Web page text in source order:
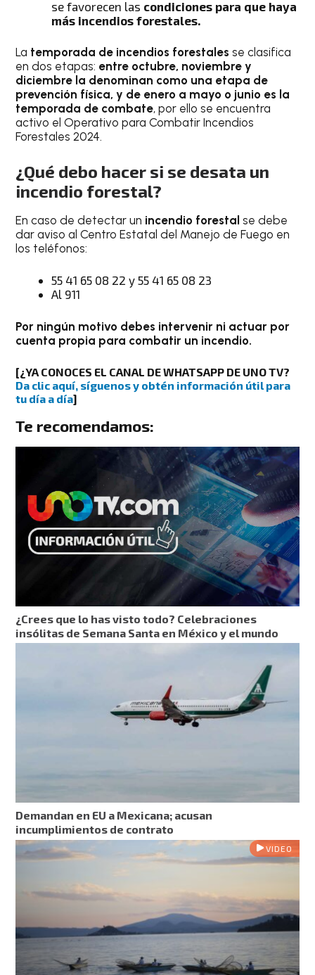
se favorecen las condiciones para que haya
más incendios forestales.
La temporada de incendios forestalesse clasifica
en dos etapas: entre octubre, noviembre y
diciembre la denominan como una etapa de
prevención física, y de enero a mayo o junio es la
temporada de combate, por ello se encuentra
activo el Operativo para Combatir Incendios
Forestales 2024.
¿Qué debo hacer si se desata un
incendio forestal?
En caso de detectar un incendio forestalse debe
dar aviso al Centro Estatal del Manejo de Fuego en
los teléfonos:
55 41 65 08 22 y 55 41 65 08 23
Al 911
Por ningún motivo debes intervenir ni actuar por
cuenta propia para combatir un incendio.
[¿YA CONOCES EL CANAL DE WHATSAPP DE UNO TV?
Da clic aquí, síguenos y obtén información útil para
tu día a día]
Te recomendamos:
¿Crees que lo has visto todo? Celebraciones
insólitas de Semana Santa en México y el mundo
Demandan en EU a Mexicana; acusan
incumplimientos de contrato
VIDEO